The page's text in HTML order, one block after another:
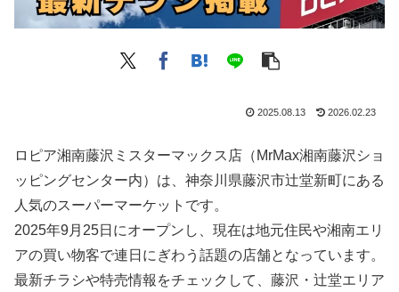
2025.08.13 2026.02.23
ロピア湘南藤沢ミスターマックス店（MrMax湘南藤沢ショ
ッピングセンター内）は、神奈川県藤沢市辻堂新町にある
人気のスーパーマーケットです。
2025年9月25日にオープンし、現在は地元住民や湘南エリ
アの買い物客で連日にぎわう話題の店舗となっています。
最新チラシや特売情報をチェックして、藤沢・辻堂エリア